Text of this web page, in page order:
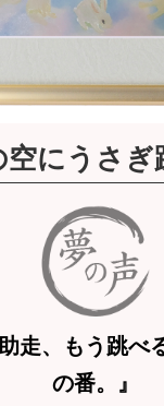
空にうさぎ
助走、もう跳べ
の番。』